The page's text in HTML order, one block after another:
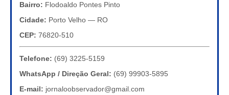
Bairro: Flodoaldo Pontes Pinto
Cidade: Porto Velho — RO
CEP: 76820-510
Telefone: (69) 3225-5159
WhatsApp / Direção Geral: (69) 99903-5895
E-mail: jornaloobservador@gmail.com